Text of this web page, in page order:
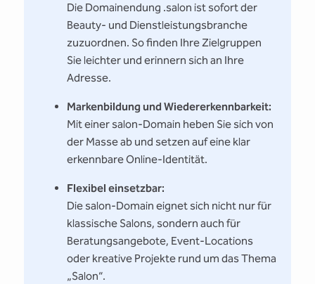
Die Domainendung .salon ist sofort der
Beauty- und Dienstleistungsbranche
zuzuordnen. So finden Ihre Zielgruppen
Sie leichter und erinnern sich an Ihre
Adresse.
Markenbildung und Wiedererkennbarkeit:
Mit einer salon-Domain heben Sie sich von
der Masse ab und setzen auf eine klar
erkennbare Online-Identität.
Flexibel einsetzbar:
Die salon-Domain eignet sich nicht nur für
klassische Salons, sondern auch für
Beratungsangebote, Event-Locations
oder kreative Projekte rund um das Thema
„Salon“.